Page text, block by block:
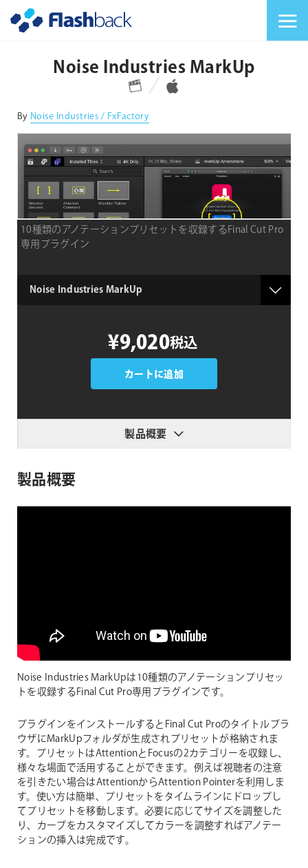
Noise Industries MarkUp
対応プラットフォーム 対応OS
By Noise Industries / FxFactory
10種類のアノテーションプリセットを収録するFinal Cut Pro
専用プラグイン
type
¥9,020税込
カートに追加
製品概要
製品概要
Noise Industries MarkUpは10種類のアノテーションプリセッ
トを収録するFinal Cut Pro専用プラグインです。
プラグインをインストールするとFinal Cut Proのタイトルブラ
ウザにMarkUpフォルダが生成されプリセットが格納されま
す。プリセットはAttentionとFocusの2カテゴリーを収録し、
様々な場面で活用することができます。例えば視聴者の注意
を引きたい場合はAttentionからAttention Pointerを利用しま
す。使い方は簡単、プリセットをタイムラインにドロップし
てプリセットを移動します。必要に応じてサイズを調整した
り、カーブをカスタマイズしてカラーを調整すればアノテー
ションの挿入は完成です。